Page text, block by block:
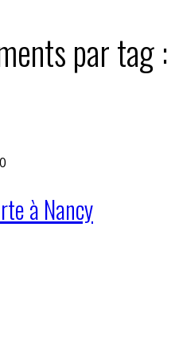
par tag :
à Nancy